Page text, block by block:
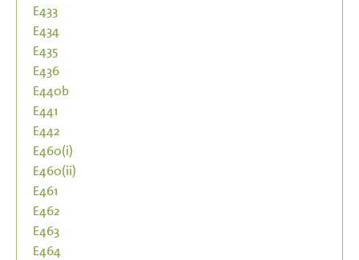
E433
E434
E435
E436
E440b
E441
E442
E460(i)
E460(ii)
E461
E462
E463
E464